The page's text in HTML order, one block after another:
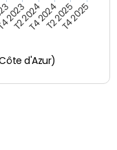
d'Azur)
2023
T2 2024T4 2024T2 2025T4 2025